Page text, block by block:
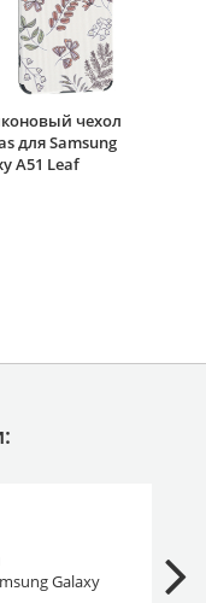
чехол
для Samsung
A51 Leaf
Galaxy